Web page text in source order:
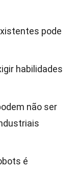
pode
habilidades
não ser
é